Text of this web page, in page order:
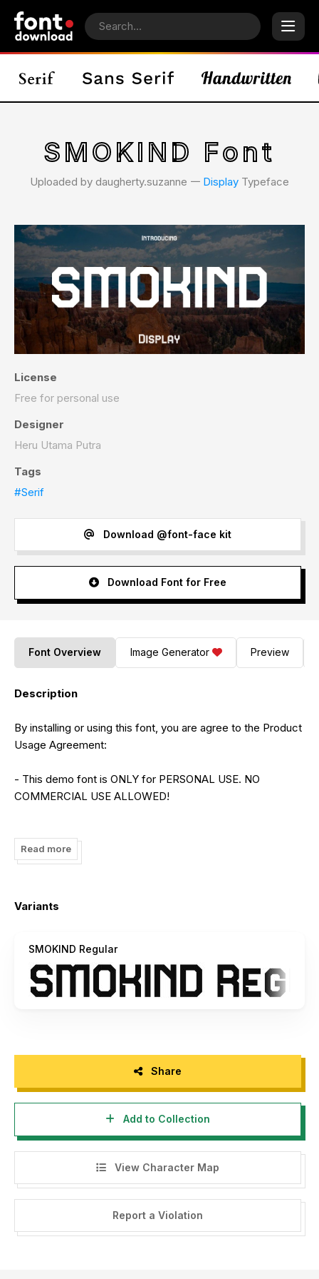
SMOKIND Font
Uploaded by daugherty.suzanne 𑁋 Display Typeface
License
Free for personal use
Designer
Heru Utama Putra
Tags
#Serif
Download @font-face kit
Download Font for Free
Font Overview Image Generator Preview
Description
By installing or using this font, you are agree to the Product
Usage Agreement:
- This demo font is ONLY for PERSONAL USE. NO
COMMERCIAL USE ALLOWED!
license:
https://letterena.com/product/smokind/
- For Corporate use you have to purchase Corporate
- If you need a custom license please contact us at
storytypestudio@gmail.com
- Any donation are very appreciated. Paypal account for
Please visit our store for more amazing fonts :
INDONESIA:
Dengan meng-install font ini, dan membaca persyaratan ini,
anda dianggap mengerti dan menyetujui semua syarat dan
Read more
Variants
SMOKIND Regular
Share
Add to Collection
View Character Map
Report a Violation